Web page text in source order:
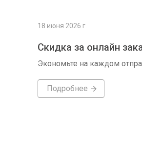
18 июня 2026 г.
Скидка за онлайн
Экономьте на каждом
Подробнее